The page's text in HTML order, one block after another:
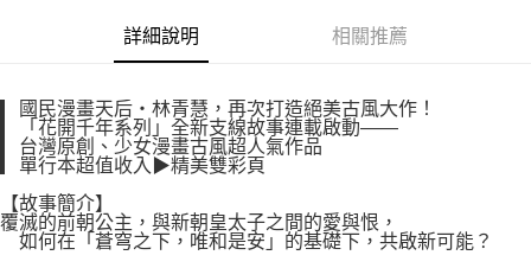
詳細說明 相關推薦
▎國民漫畫天后‧林青慧，再次打造絕美古風大作！
▎「花開千年系列」全新支線故事連載啟動——
▎台灣原創、少女漫畫古風超人氣作品
▎單行本超值收入▶精美雙彩頁
【故事簡介】
覆滅的前朝公主，與新朝皇太子之間的愛與恨，
如何在「蒼穹之下，唯和是安」的基礎下，共啟新可能？